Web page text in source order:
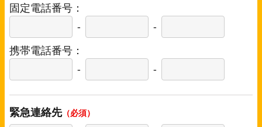
固定電話番号：
-
-
携帯電話番号：
-
-
緊急連絡先（必須）